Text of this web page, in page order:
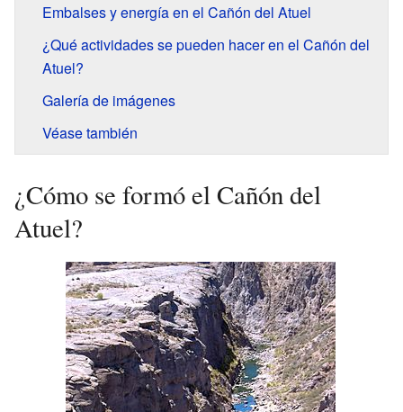
Embalses y energía en el Cañón del Atuel
¿Qué actividades se pueden hacer en el Cañón del
Atuel?
Galería de imágenes
Véase también
¿Cómo se formó el Cañón del
Atuel?